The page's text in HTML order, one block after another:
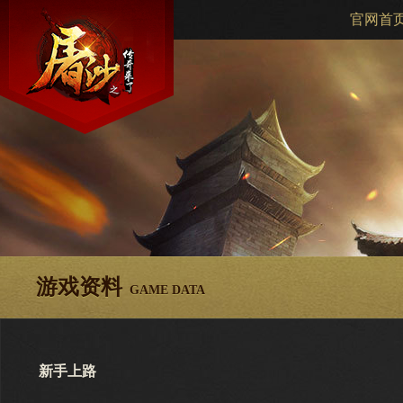
官网首
游戏资料 GAME DATA
新手上路